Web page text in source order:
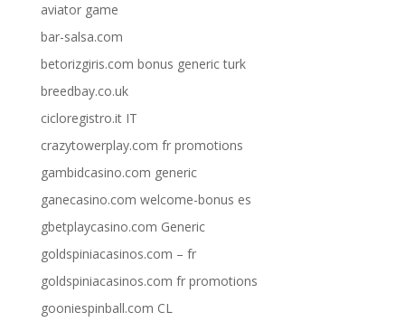
aviator game
bar-salsa.com
betorizgiris.com bonus generic turk
breedbay.co.uk
cicloregistro.it IT
crazytowerplay.com fr promotions
gambidcasino.com generic
ganecasino.com welcome-bonus es
gbetplaycasino.com Generic
goldspiniacasinos.com – fr
goldspiniacasinos.com fr promotions
gooniespinball.com CL